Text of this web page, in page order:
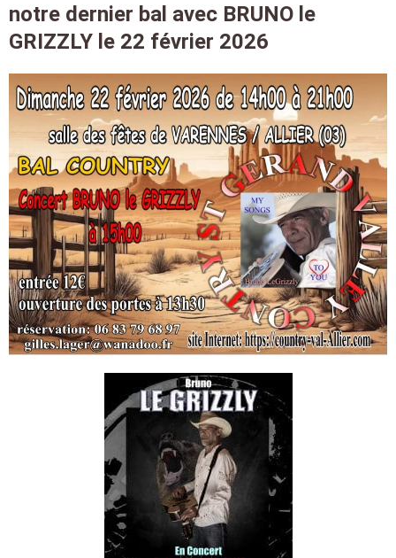
notre dernier bal avec BRUNO le
GRIZZLY le 22 février 2026